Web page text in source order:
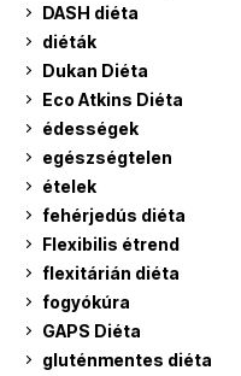
DASH diéta
diéták
Dukan Diéta
Eco Atkins Diéta
édességek
egészségtelen
ételek
fehérjedús diéta
Flexibilis étrend
flexitárián diéta
fogyókúra
GAPS Diéta
gluténmentes diéta